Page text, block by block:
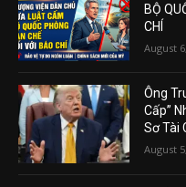
BỘ
CHÍ
August
Ông
Cấp”
Sơ Tài
August